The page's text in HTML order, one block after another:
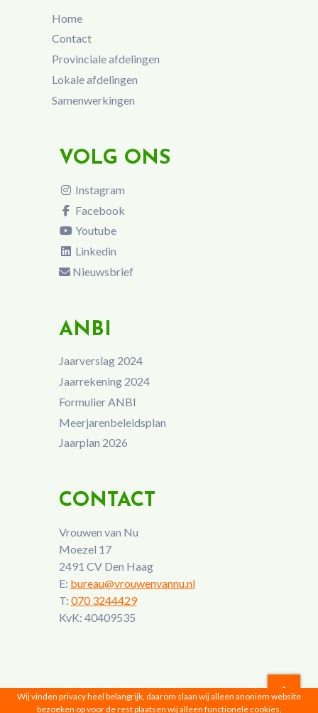
Home
Contact
Provinciale afdelingen
Lokale afdelingen
Samenwerkingen
VOLG ONS
Instagram
Facebook
Youtube
Linkedin
Nieuwsbrief
ANBI
Jaarverslag 2024
Jaarrekening 2024
Formulier ANBI
Meerjarenbeleidsplan
Jaarplan 2026
CONTACT
Vrouwen van Nu
Moezel 17
2491 CV Den Haag
E: bureau@vrouwenvannu.nl
T: 070 3244429
KvK: 40409535
Wij vinden privacy heel belangrijk, daarom slaan wij alleen anoniem website
bezoeken op voor de rest plaatsen wij alleen functionele cookies,